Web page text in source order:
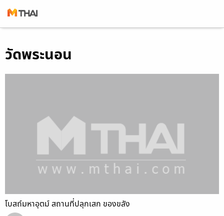
toวัดพระนอน
โบสถ์มหาอุตม์ สถานที่ปลุกเสก ของขลัง